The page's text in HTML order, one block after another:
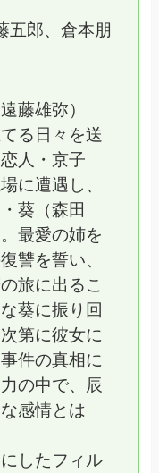
五郎、倉本朋
藤雄弥）
る日々を送
人・京子
に遭遇し、
葵（森田
最愛の姉を
讐を誓い、
旅に出るこ
葵に振り回
第に彼女に
件の真相に
の中で、辰
感情とは
したフィル